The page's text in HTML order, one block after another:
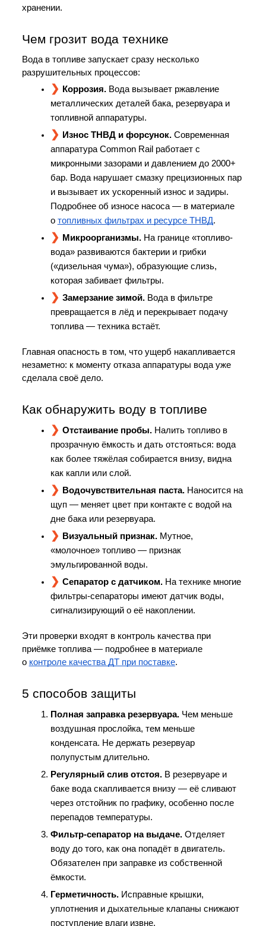
хранении.
Чем грозит вода технике
Вода в топливе запускает сразу несколько
разрушительных процессов:
Коррозия. Вода вызывает ржавление
металлических деталей бака, резервуара и
топливной аппаратуры.
Износ ТНВД и форсунок. Современная
аппаратура Common Rail работает с
микронными зазорами и давлением до 2000+
бар. Вода нарушает смазку прецизионных пар
и вызывает их ускоренный износ и задиры.
Подробнее об износе насоса — в материале
о топливных фильтрах и ресурсе ТНВД.
Микроорганизмы. На границе «топливо-
вода» развиваются бактерии и грибки
(«дизельная чума»), образующие слизь,
которая забивает фильтры.
Замерзание зимой. Вода в фильтре
превращается в лёд и перекрывает подачу
топлива — техника встаёт.
Главная опасность в том, что ущерб накапливается
незаметно: к моменту отказа аппаратуры вода уже
сделала своё дело.
Как обнаружить воду в топливе
Отстаивание пробы. Налить топливо в
прозрачную ёмкость и дать отстояться: вода
как более тяжёлая собирается внизу, видна
как капли или слой.
Водочувствительная паста. Наносится на
щуп — меняет цвет при контакте с водой на
дне бака или резервуара.
Визуальный признак. Мутное,
«молочное» топливо — признак
эмульгированной воды.
Сепаратор с датчиком. На технике многие
фильтры-сепараторы имеют датчик воды,
сигнализирующий о её накоплении.
Эти проверки входят в контроль качества при
приёмке топлива — подробнее в материале
о контроле качества ДТ при поставке.
5 способов защиты
Полная заправка резервуара. Чем меньше
воздушная прослойка, тем меньше
конденсата. Не держать резервуар
полупустым длительно.
Регулярный слив отстоя. В резервуаре и
баке вода скапливается внизу — её сливают
через отстойник по графику, особенно после
перепадов температуры.
Фильтр-сепаратор на выдаче. Отделяет
воду до того, как она попадёт в двигатель.
Обязателен при заправке из собственной
ёмкости.
Герметичность. Исправные крышки,
уплотнения и дыхательные клапаны снижают
поступление влаги извне.